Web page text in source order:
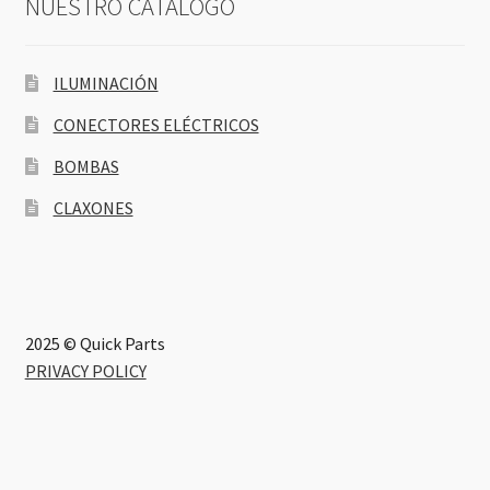
NUESTRO CATÁLOGO
ILUMINACIÓN
CONECTORES ELÉCTRICOS
BOMBAS
CLAXONES
2025 © Quick Parts
PRIVACY POLICY